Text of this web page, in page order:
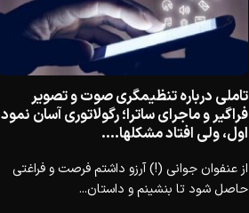
تاملی درباره تنظیمگری صوت و تصویر
فراگیر و ماجرای ساترا؛ رگولاتوری آسان نمود
اول، ولی افتاد مشکلها….
از عنفوان جوانی (!) آرزو داشتم فرصت و فراغتی
حاصل شود تا بنشینم و داستان...